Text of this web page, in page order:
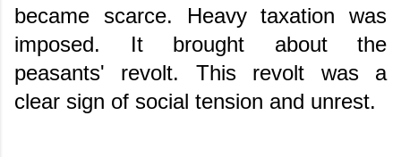
became scarce. Heavy taxation was
imposed. It brought about the
peasants' revolt. This revolt was a
clear sign of social tension and unrest.